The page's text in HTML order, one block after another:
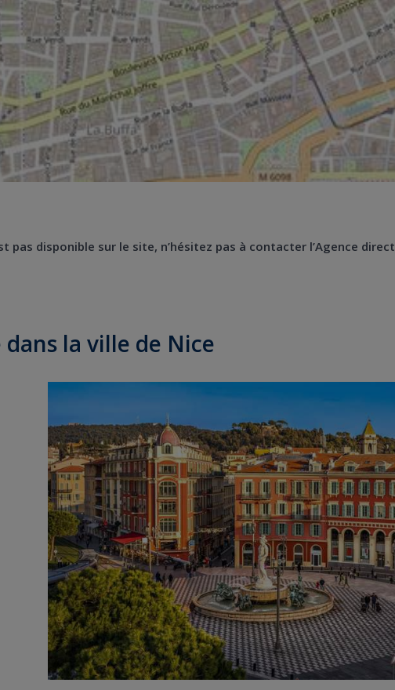
pas disponible sur le site, n’hésitez pas à contacter l’Agence
la ville de Nice